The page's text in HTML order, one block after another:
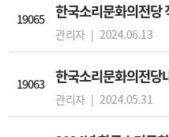
19065 한국소리문화의전당
관리자 | 2024.06.13
19063 한국소리문화의전당
관리자 | 2024.05.31